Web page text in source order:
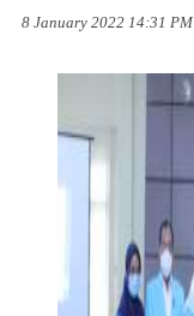
8 January 2022 14:31 PM